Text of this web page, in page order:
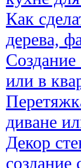
Как
дерева,
Создание
или в
диване
Декор